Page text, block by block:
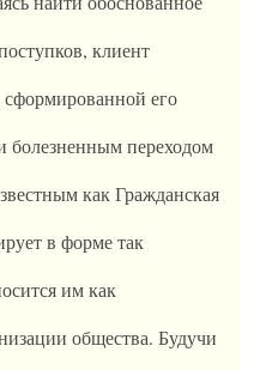
клиент
его
болезненным переходом
как Гражданская
в форме так
им как
общества. Будучи